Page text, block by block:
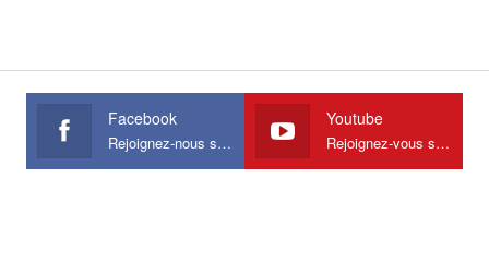
Facebook
Rejoignez-nous sur Facebook
Youtube
Rejoignez-vous sur Youtube